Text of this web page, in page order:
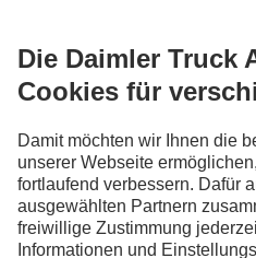
FOLLOW THE
Tausche jetzt Erfahrungen mit